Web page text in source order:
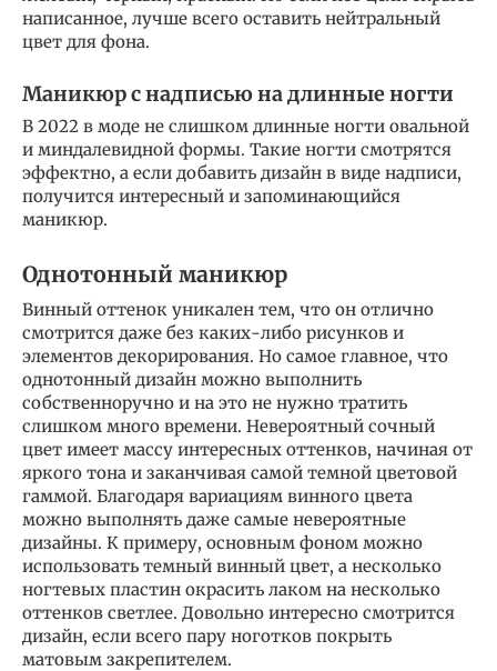
написанное, лучше всего оставить нейтральный
цвет для фона.
Маникюр с надписью на длинные ногти
В 2022 в моде не слишком длинные ногти овальной
и миндалевидной формы. Такие ногти смотрятся
эффектно, а если добавить дизайн в виде надписи,
получится интересный и запоминающийся
маникюр.
Однотонный маникюр
Винный оттенок уникален тем, что он отлично
смотрится даже без каких-либо рисунков и
элементов декорирования. Но самое главное, что
однотонный дизайн можно выполнить
собственноручно и на это не нужно тратить
слишком много времени. Невероятный сочный
цвет имеет массу интересных оттенков, начиная от
яркого тона и заканчивая самой темной цветовой
гаммой. Благодаря вариациям винного цвета
можно выполнять даже самые невероятные
дизайны. К примеру, основным фоном можно
использовать темный винный цвет, а несколько
ногтевых пластин окрасить лаком на несколько
оттенков светлее. Довольно интересно смотрится
дизайн, если всего пару ноготков покрыть
матовым закрепителем.